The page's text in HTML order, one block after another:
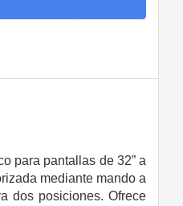
para pantallas de 32” a
mediante mando a
dos posiciones. Ofrece